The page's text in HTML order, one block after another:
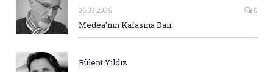
05.03.2026 0
Medea’nın Kafasına Dair
Bülent Yıldız